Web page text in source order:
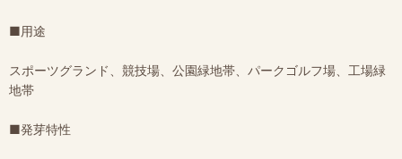
■用途
スポーツグランド、競技場、公園緑地帯、パークゴルフ場、工場緑
地帯
■発芽特性